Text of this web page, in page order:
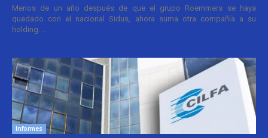
Menos de un año después de que el grupo Roemmers se haya
quedado con el nacional Sidus, ahora suma otra compañía a su
holding....
Informes